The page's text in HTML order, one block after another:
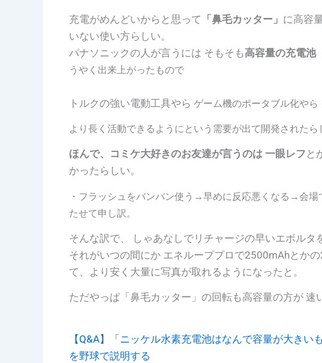
充電がめんどいからと思って 「鼻毛カッター」 に高容
いない使い方らしい。
パナソニックの人が言うには そもそも高容量の充電池
うやく出来上がったもので
トルクの強い電動工具やら ゲーム機のポータブル化や
より長く活動できるようにという需要が出て開発されたら
ほんで、コミケ大好きのお友達が言うのは 一眼レフ と
かったらしい。
・フラッシュをバンバン使う→早めに反応悪くなる→会
たせて申し訳。
そんな訳で、
しゃあなしでリチャージの早いエボルタ
それがいつの間にか エネループプロで2500mAhとか
て、より安く大量に写真が取れるようになったと。
ただやっぱ「鼻毛カッター」の回転も高容量の方が 速
【Q&A】「ニッケル水素充電池はなんで容量が大きい
を野球で説明する